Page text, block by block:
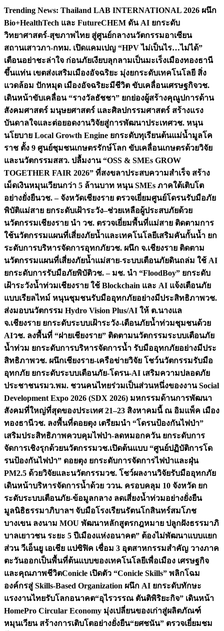
Skip
content
Trending News: Thailand LAB INTERNATIONAL 2026 ผนึก
Bio+HealthTech และ FutureCHEM ดัน AI ยกระดับ
วิทยาศาสตร์-สุขภาพไทย สู่ศูนย์กลางนวัตกรรมอาเซียน
สถานเสาวภา-กทม. เปิดแคมเปญ “HPV ไม่เป็นไร…ไม่ได้”
เตือนอย่าชะล่าใจ ก่อนภัยเงียบลุกลามเป็นมะเร็งเมืองทองธานี
ขึ้นแท่น เขตส่งเสริมเมืองอัจฉริยะ มุ่งยกระดับเทคโนโลยี สิ่ง
แวดล้อม ปักหมุด เมืองอัจฉริยะมีชีวิต ขับเคลื่อนเศรษฐกิจวช.
เดินหน้าขับเคลื่อน “รางวัลธัชชา” ยกย่องผู้สร้างคุณูปการด้าน
สังคมศาสตร์ มนุษยศาสตร์ และศิลปกรรมศาสตร์ สร้างแรง
บันดาลใจและต่อยอดงานวิจัยสู่การพัฒนาประเทศวช. หนุน
นโยบาย Local Growth Engine ยกระดับทุเรียนต้นแม่น้ำมูลโค
ราช ตั้ง 9 ศูนย์ชุมชนเกษตรรักษ์โลก ขับเคลื่อนเกษตรด้วยวิจัย
และนวัตกรรมสสว. ปลื้มงาน “OSS & SMEs GROW
TOGETHER FAIR 2026” ที่สงขลาประสบความสำเร็จ สร้าง
เม็ดเงินหมุนเวียนกว่า 5 ล้านบาท หนุน SMEs ภาคใต้เติบโต
อย่างยั่งยืนวช. – จังหวัดเชียงราย ตรวจเยี่ยมศูนย์โดรนรับมือภัย
พิบัติแม่สาย ยกระดับเฝ้าระวัง–ช่วยเหลือผู้ประสบภัยด้วย
นวัตกรรมเชียงราย นำ วช. ตรวจเยี่ยมพื้นที่แม่สาย ติดตามการ
ใช้นวัตกรรมแผนที่เสี่ยงภัยน้ำและเทคโนโลยีเสริมคันกั้นน้ำ ยก
ระดับการบริหารจัดการอุทกภัยวช. ผนึก จ.เชียงราย ติดตาม
นวัตกรรมแผนที่เสี่ยงภัยน้ำแม่สาย-ระบบเตือนภัยดินถล่ม ใช้ AI
ยกระดับการรับมือภัยพิบัติวช. – มช. นำ “FloodBoy” ยกระดับ
เฝ้าระวังน้ำท่วมเชียงราย ใช้ Blockchain และ AI แจ้งเตือนภัย
แบบเรียลไทม์ หนุนชุมชนรับมืออุทกภัยอย่างมีประสิทธิภาพวช.
ส่งมอบนวัตกรรม Hydro Vision Plus/AI ให้ ต.นางแล
จ.เชียงราย ยกระดับระบบเฝ้าระวัง-เตือนภัยน้ำท่วมชุมชนด้วย
AIวช. ลงพื้นที่ “ฝายเชียงราย” ติดตามนวัตกรรมระบบเตือนภัย
น้ำท่วม ยกระดับการบริหารจัดการน้ำ รับมืออุทกภัยอย่างมีประ
สิทธิภาพวช. ผนึกเชียงราย-เครือข่ายวิจัย โชว์นวัตกรรมรับมือ
อุทกภัย ยกระดับระบบเตือนภัย-โดรน-AI เสริมความปลอดภัย
ประชาชนรมว.พม. ชวนคนไทยร่วมเป็นส่วนหนึ่งของงาน Social
Development Expo 2026 (SDX 2026) มหกรรมด้านการพัฒนา
สังคมที่ใหญ่ที่สุดของประเทศ 21–23 สิงหาคมนี้ ณ อิมแพ็ค เมือง
ทองธานีวช. ลงพื้นที่ดอยตุง เตรียมนำ “โดรนป้องกันไฟป่า”
เสริมประสิทธิภาพควบคุมไฟป่า-ลดหมอกควัน ยกระดับการ
จัดการเชิงรุกด้วยนวัตกรรมวช.เปิดต้นแบบ “ศูนย์ปฏิบัติการโด
รนป้องกันไฟป่า” ดอยตุง ยกระดับการจัดการไฟป่าและฝุ่น
PM2.5 ด้วยวิจัยและนวัตกรรมวช. โชว์ผลงานวิจัยรับมืออุทกภัย
เดินหน้าบริหารจัดการน้ำด้วย ววน. ครอบคลุม 10 จังหวัด ยก
ระดับระบบเตือนภัย-ข้อมูลกลาง ลดเสี่ยงน้ำท่วมอย่างยั่งยืน
มูลนิธิธรรมาภิบาลฯ จับมือโรงเรียนรัตนโกสินทร์สมโภช
บางเขน ลงนาม MOU พัฒนาหลักสูตรกฎหมาย ปลูกฝังธรรมาภิ
บาลเยาวชน ระยะ 5 ปีเมืองแห่งอนาคต” ต้องไม่พัฒนาแบบแยก
ส่วน วีเอ็นยู เอเชีย แปซิฟิค เชื่อม 3 อุตสาหกรรมสำคัญ วางภาค
ตะวันออกเป็นพื้นที่ต้นแบบของเทคโนโลยีเพื่อเมือง เศรษฐกิจ
และคุณภาพชีวิตConicle เปิดตัว “Conicle Skills” พลิกโฉม
องค์กรสู่ Skills-Based Organization ผนึก AI ยกระดับทักษะ
แรงงานไทยรับโลกอนาคต“อุไรวรรณ ตันติพิริยะกิจ” เดินหน้า
HomePro Circular Economy มุ่งเปลี่ยนของเก่าสู่ผลิตภัณฑ์
หมุนเวียน สร้างการเติบโตอย่างยั่งยืน“ยศชนัน” ตรวจเยี่ยมชม